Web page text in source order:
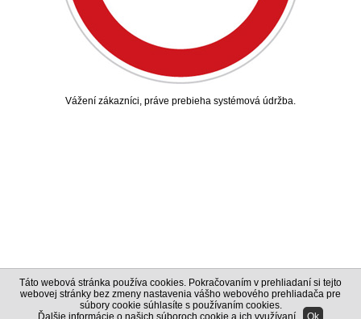
Vážení zákazníci, práve prebieha systémová údržba.
Táto webová stránka používa cookies. Pokračovaním v prehliadaní si tejto
webovej stránky bez zmeny nastavenia vášho webového prehliadača pre
súbory cookie súhlasíte s používaním cookies.
Ďalšie informácie o našich súboroch cookie a ich využívaní
Ok